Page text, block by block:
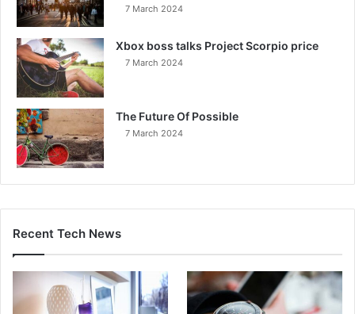
7 March 2024
Xbox boss talks Project Scorpio price
7 March 2024
The Future Of Possible
7 March 2024
Recent Tech News